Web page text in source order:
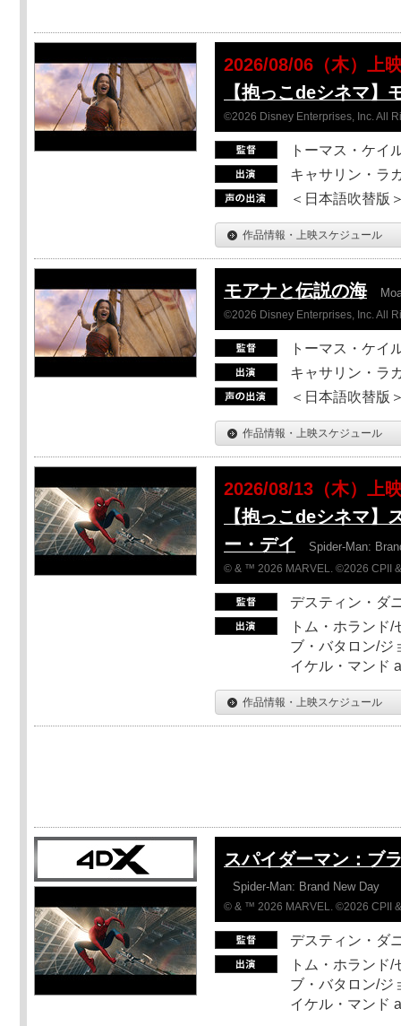
2026/08/06（木）上
【抱っこdeシネマ】
©2026 Disney Enterprises, Inc. All
トーマス・ケイ
キャサリン・ラ
＜日本語吹替版
作品情報・上映スケジュール
モアナと伝説の海
©2026 Disney Enterprises, Inc. All
トーマス・ケイ
キャサリン・ラ
＜日本語吹替版
作品情報・上映スケジュール
2026/08/13（木）上
【抱っこdeシネマ】
ー・デイ
Spider-Man:
© & ™ 2026 MARVEL. ©2026 CPII
デスティン・ダ
トム・ホランド
ブ・バタロン/ジ
イケル・マンド
作品情報・上映スケジュール
スパイダーマン：ブ
Spider-Man: Brand New Day
© & ™ 2026 MARVEL. ©2026 CPII
デスティン・ダ
トム・ホランド
ブ・バタロン/ジ
イケル・マンド